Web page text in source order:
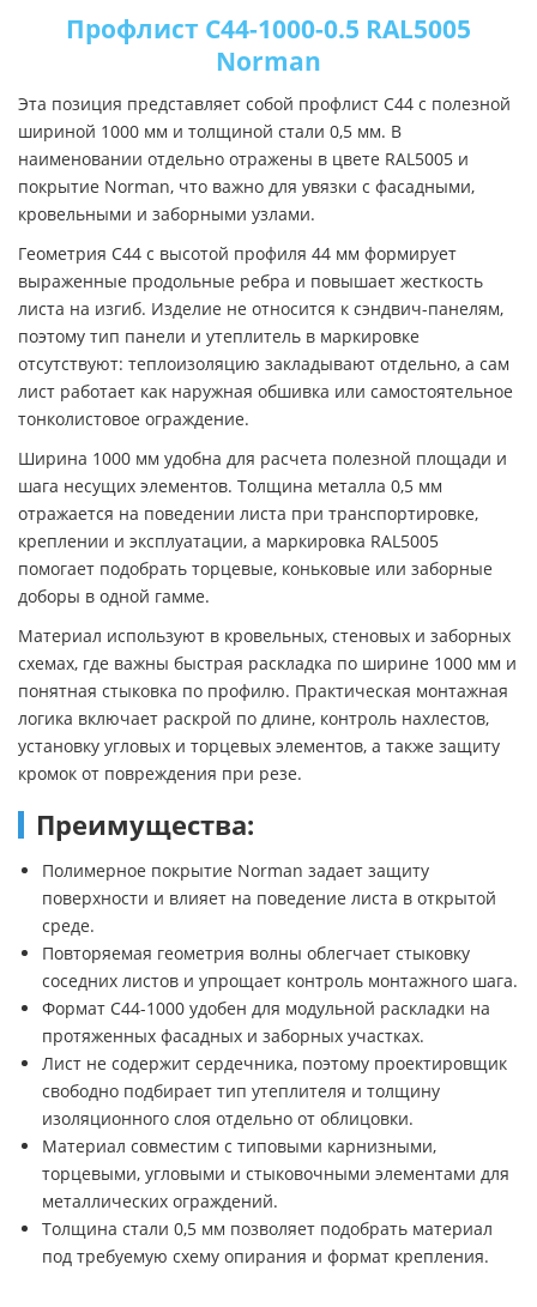
Профлист С44-1000-0.5 RAL5005
Norman
Эта позиция представляет собой профлист С44 с полезной
шириной 1000 мм и толщиной стали 0,5 мм. В
наименовании отдельно отражены в цвете RAL5005 и
покрытие Norman, что важно для увязки с фасадными,
кровельными и заборными узлами.
Геометрия С44 с высотой профиля 44 мм формирует
выраженные продольные ребра и повышает жесткость
листа на изгиб. Изделие не относится к сэндвич-панелям,
поэтому тип панели и утеплитель в маркировке
отсутствуют: теплоизоляцию закладывают отдельно, а сам
лист работает как наружная обшивка или самостоятельное
тонколистовое ограждение.
Ширина 1000 мм удобна для расчета полезной площади и
шага несущих элементов. Толщина металла 0,5 мм
отражается на поведении листа при транспортировке,
креплении и эксплуатации, а маркировка RAL5005
помогает подобрать торцевые, коньковые или заборные
доборы в одной гамме.
Материал используют в кровельных, стеновых и заборных
схемах, где важны быстрая раскладка по ширине 1000 мм и
понятная стыковка по профилю. Практическая монтажная
логика включает раскрой по длине, контроль нахлестов,
установку угловых и торцевых элементов, а также защиту
кромок от повреждения при резе.
Преимущества:
Полимерное покрытие Norman задает защиту
поверхности и влияет на поведение листа в открытой
среде.
Повторяемая геометрия волны облегчает стыковку
соседних листов и упрощает контроль монтажного шага.
Формат С44-1000 удобен для модульной раскладки на
протяженных фасадных и заборных участках.
Лист не содержит сердечника, поэтому проектировщик
свободно подбирает тип утеплителя и толщину
изоляционного слоя отдельно от облицовки.
Материал совместим с типовыми карнизными,
торцевыми, угловыми и стыковочными элементами для
металлических ограждений.
Толщина стали 0,5 мм позволяет подобрать материал
под требуемую схему опирания и формат крепления.